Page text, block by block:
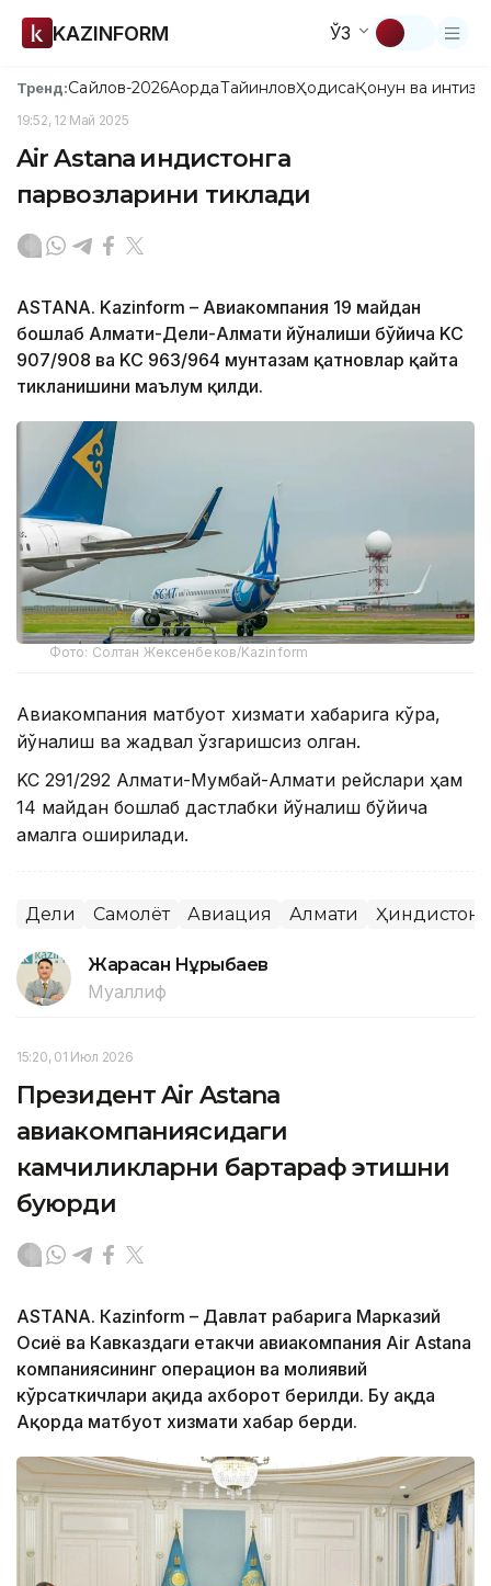
KAZINFORM ЎЗ
Тренд:Сайлов-2026АқордаТайинловҲодисаҚонун ва
19:52, 12 Май 2025
Air Astana Ҳиндистонга
парвозларини тиклади
ASTANA. Kazinform – Авиакомпания 19 майдан
бошлаб Алмати-Деҳли-Алмати йўналиши бўйича KC
907/908 ва KC 963/964 мунтазам қатновлар қайта
тикланишини маълум қилди.
Фото: Солтан Жексенбеков/Kazinform
Авиакомпания матбуот хизмати хабарига кўра,
йўналиш ва жадвал ўзгаришсиз қолган.
KC 291/292 Алмати-Мумбай-Алмати рейслари ҳам
14 майдан бошлаб дастлабки йўналиш бўйича
амалга оширилади.
Деҳли Самолёт Авиация Алмати Ҳиндистон
Жарасқан Нұрыбаев
Муаллиф
15:20, 01 Июл 2026
Президент Air Astana
авиакомпаниясидаги
камчиликларни бартараф этишни
буюрди
ASTANА. Кazinform – Давлат раҳбарига Марказий
Осиё ва Кавказдаги етакчи авиакомпания Air Astana
компаниясининг операцион ва молиявий
кўрсаткичлари ҳақида ахборот берилди. Бу ҳақда
Ақорда матбуот хизмати хабар берди.